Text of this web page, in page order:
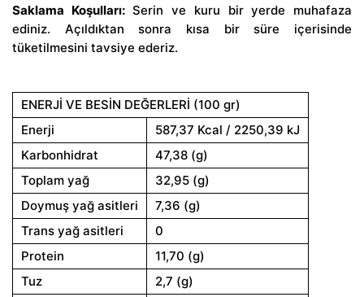
Saklama Koşulları:Serin ve kuru bir yerde muhafaza
ediniz. Açıldıktan sonra kısa bir süre içerisinde
tüketilmesini tavsiye ederiz.
ENERJİ VE BESİN DEĞERLERİ (100 gr)
Enerji
587,37 Kcal / 2250,39 kJ
Karbonhidrat
47,38 (g)
Toplam yağ
32,95 (g)
Doymuş yağ asitleri
7,36 (g)
Trans yağ asitleri
0
Protein
11,70 (g)
Tuz
2,7 (g)